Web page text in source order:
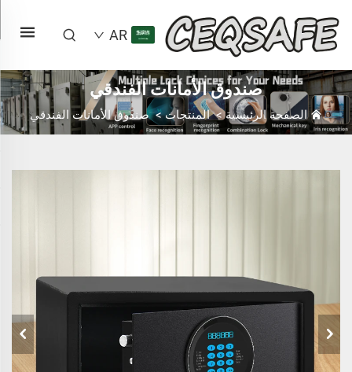
AR
صندوق الأمانات الفندقي
الصفحة الرئيسية>المنتجات>صندوق الأمانات الفندقي